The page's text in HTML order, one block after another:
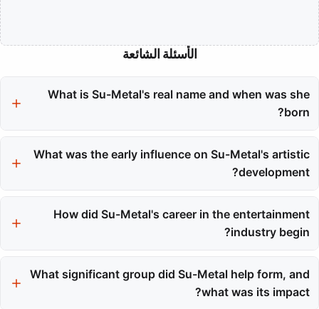
الأسئلة الشائعة
What is Su-Metal's real name and when was she
born?
December 20, 1997.
What was the early influence on Su-Metal's artistic
development?
particularly her father's musical background and her mother's
work with gemstones, fostering an environment of creativity and
How did Su-Metal's career in the entertainment
industry begin?
Inc.'s Star Kids Audition in 2007, which led to a partnership that
provided structured training and opportunities.
What significant group did Su-Metal help form, and
what was its impact?